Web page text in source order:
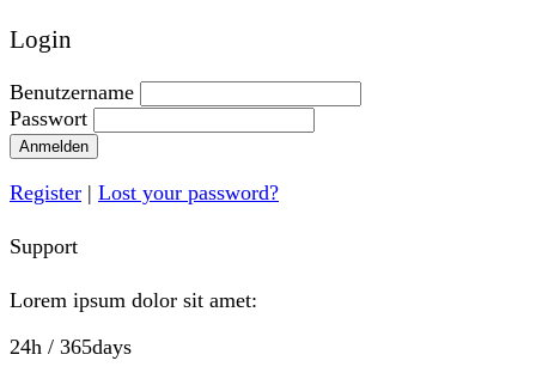
Login
Benutzername
Passwort
Anmelden
Register | Lost your password?
Support
Lorem ipsum dolor sit amet:
24h / 365days